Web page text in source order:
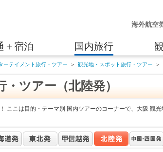
海外航空
＋宿泊 国内旅行
ーテイメント旅行・ツアー ＞ 観光地・スポット旅行・ツアー ＞
ツアー（北陸発）
ここは目的・テーマ別 国内ツアーのコーナーで、大阪 観光